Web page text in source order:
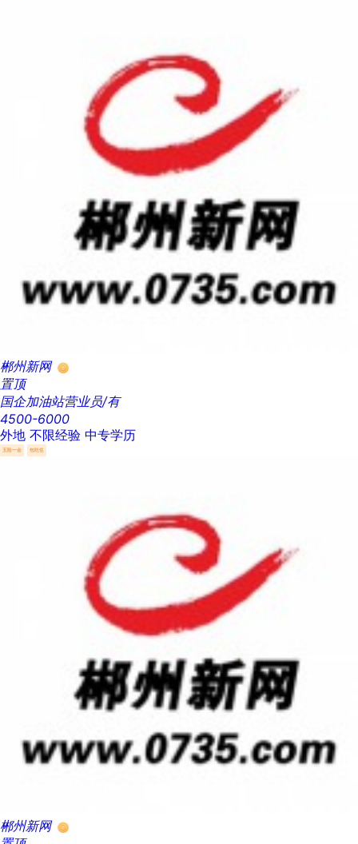
郴州新网
置顶
国企加油站营业员/有
4500-6000
外地 不限经验 中专学历
五险一金 包吃住
郴州新网